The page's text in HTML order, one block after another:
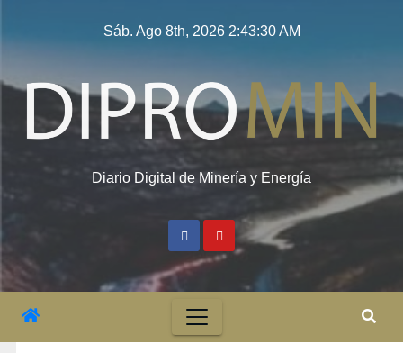
Sáb. Ago 8th, 2026 2:43:31 AM
Diario Digital de Minería y Energía